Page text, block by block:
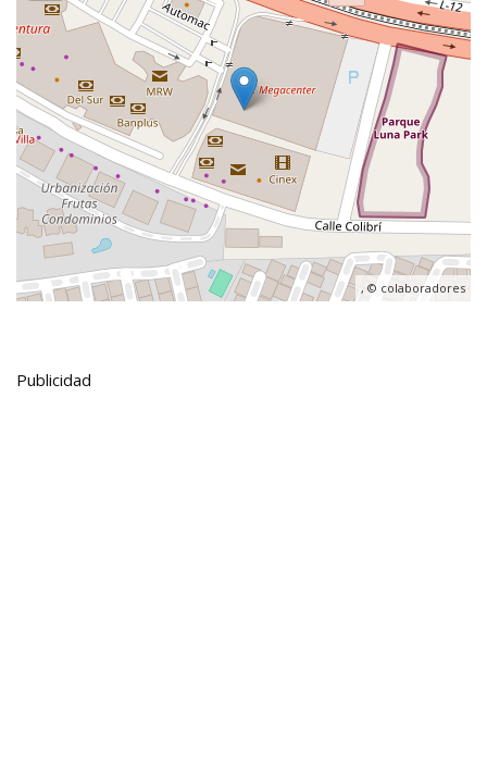
, © colaboradores
Publicidad